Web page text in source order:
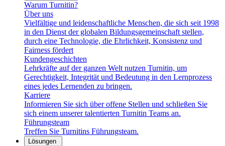
Warum Turnitin?
Über uns
Vielfältige und leidenschaftliche Menschen, die sich seit 1998
in den Dienst der globalen Bildungsgemeinschaft stellen,
durch eine Technologie, die Ehrlichkeit, Konsistenz und
Fairness fördert
Kundengeschichten
Lehrkräfte auf der ganzen Welt nutzen Turnitin, um
Gerechtigkeit, Integrität und Bedeutung in den Lernprozess
eines jedes Lernenden zu bringen.
Karriere
Informieren Sie sich über offene Stellen und schließen Sie
sich einem unserer talentierten Turnitin Teams an.
Führungsteam
Treffen Sie Turnitins Führungsteam.
Lösungen